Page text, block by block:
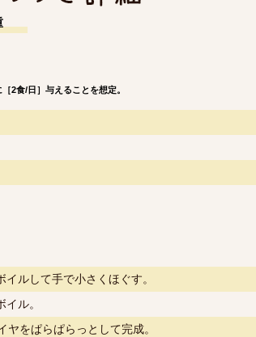
2食/日］与えることを想定。
ルして手で小さくほぐす。
ル。
をぱらぱらっとして完成。